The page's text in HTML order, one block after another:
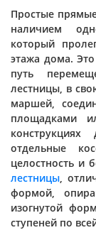
Простые
наличием
который
этажа дома.
путь
лестницы, в
маршей,
площадками
отдельные
целостность и
лестницы ,
формой,
изогнутой
ступеней по